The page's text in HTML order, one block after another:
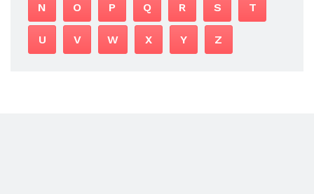
N O P Q R S T
U V W X Y Z